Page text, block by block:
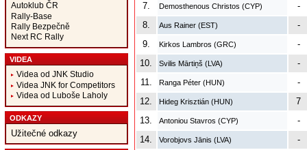
Autoklub ČR
Rally-Base
Rally Bezpečně
Next RC Rally
VIDEA
Videa od JNK Studio
Videa JNK for Competitors
Videa od Luboše Laholy
ODKAZY
Užitečné odkazy
7.
Demosthenous Christos (CYP)
-
8.
Aus Rainer (EST)
-
9.
Kirkos Lambros (GRC)
-
10.
Svilis Mārtiņš (LVA)
-
11.
Ranga Péter (HUN)
-
12.
Hideg Krisztián (HUN)
7
13.
Antoniou Stavros (CYP)
-
14.
Vorobjovs Jānis (LVA)
-